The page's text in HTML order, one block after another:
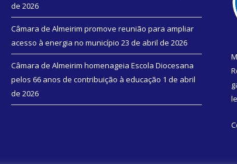
de 2026
Câmara de Almeirim promove reunião para ampliar
acesso à energia no município 23 de abril de 2026
Câmara de Almeirim homenageia Escola Diocesana
pelos 66 anos de contribuição à educação 1 de abril
de 2026